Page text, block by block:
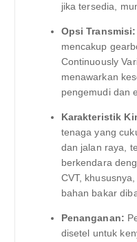
jika tersedia,
Opsi Transmisi:
mencakup
Continuously
menawarkan
pengemudi dan
Karakteristik
tenaga yang
dan jalan raya,
berkendara
CVT,
bahan bakar
Penanganan:
disetel untuk